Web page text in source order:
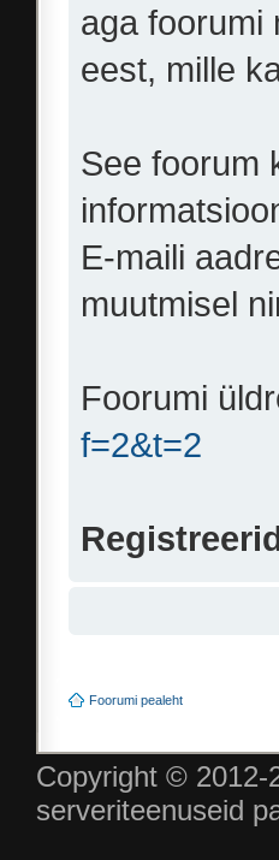
aga foorumi
eest, mille
See foorum
E-maili
muutmisel
Foorumi
f=2&t=2
Foorumi pealeht
Copyright © 2012-
serveriteenuseid